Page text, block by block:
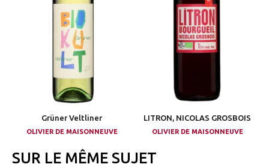
Grüner Veltliner
OLIVIER DE MAISONNEUVE
LITRON, NICOLAS GROSBOIS
OLIVIER DE MAISONNEUVE
SUR LE MÊME SUJET